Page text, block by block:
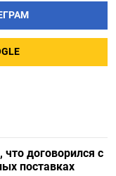
что договорился с
поставках